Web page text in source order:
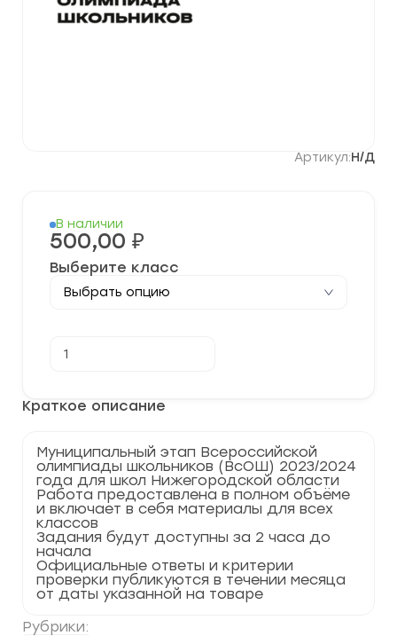
Артикул:Н/Д
Краткое описание
Муниципальный этап Всероссийской
олимпиады школьников (ВсОШ) 2023/2024
года для школ Нижегородской области
Работа предоставлена в полном объёме
и включает в себя материалы для всех
классов
Задания будут доступны за 2 часа до
начала
Официальные ответы и критерии
проверки публикуются в течении месяца
от даты указанной на товаре
Рубрики:
В наличии
500,00 ₽
Выберите класс
товара
этап
по
2024
г.
по
Нижегородской
области
52
регион